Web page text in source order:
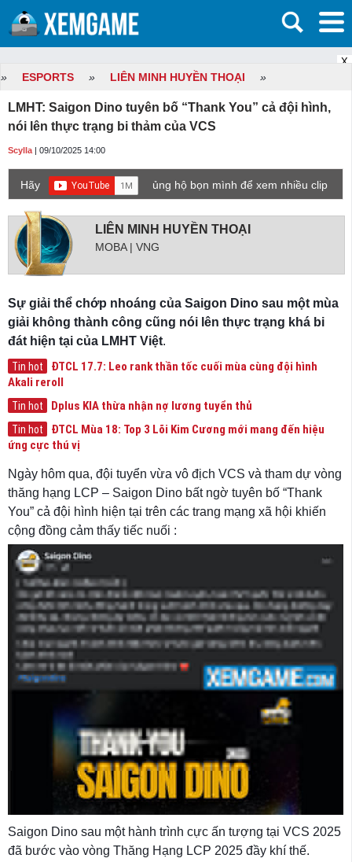
X
» ESPORTS » LIÊN MINH HUYỀN THOẠI »
LMHT: Saigon Dino tuyên bố “Thank You” cả đội hình,
nói lên thực trạng bi thảm của VCS
Scylla | 09/10/2025 14:00
Hãy
ủng hộ bọn mình để xem nhiều clip
LIÊN MINH HUYỀN THOẠI
MOBA | VNG
Sự giải thể chớp nhoáng của Saigon Dino sau một mùa
giải không thành công cũng nói lên thực trạng khá bi
đát hiện tại của LMHT Việt.
Tin hot
ĐTCL 17.7: Leo rank thần tốc cuối mùa cùng đội hình
Akali reroll
Tin hot Dplus KIA thừa nhận nợ lương tuyển thủ
Tin hot
ĐTCL Mùa 18: Top 3 Lõi Kim Cương mới mang đến hiệu
ứng cực thú vị
Ngày hôm qua, đội tuyển vừa vô địch VCS và tham dự vòng
thăng hạng LCP – Saigon Dino bất ngờ tuyên bố “Thank
You” cả đội hình hiện tại trên các trang mạng xã hội khiến
cộng đồng cảm thấy tiếc nuối :
Saigon Dino sau một hành trình cực ấn tượng tại VCS 2025
đã bước vào vòng Thăng Hạng LCP 2025 đầy khí thế.